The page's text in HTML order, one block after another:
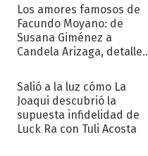
Los amores famosos de
Facundo Moyano: de
Susana Giménez a
Candela Arizaga, detalles
sentimental
Salió a la luz cómo La
Joaqui descubrió la
supuesta infidelidad de
Luck Ra con Tuli Acosta